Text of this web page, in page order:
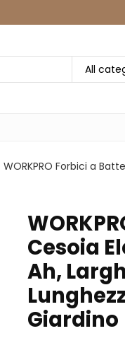
All
WORKPRO Forbici a
Cesoia
Ah,
Giardino